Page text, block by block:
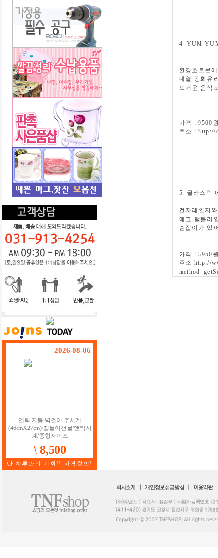
2026-08-06
엔틱 지붕 벽걸이 추시계
(46cmX27cm)/집들이선물/앤틱시
계/중형사이즈
\ 8,500
단 하루만의 기회!! 파격할인!
4. YUM
환경호르몬
내열 강화유
뜨거운 음식
가격 : 9500
주소 : http://
5. 글라스락
전자레인지
에코 텀블러
손잡이가 있
가격 : 3950
주소 http://